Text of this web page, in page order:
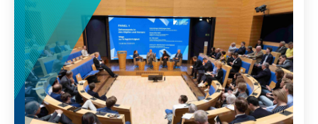
befinden sich viele dieser Sektoren aktuell in
der Krise und verfügen über freie Kapazitäten.
Die Studie unterbreitet Vorschläge, wie diese
Potenziale schnell und effektiv gehoben
werden können.